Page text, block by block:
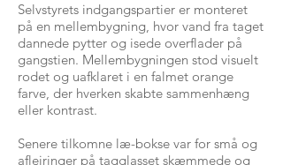
Selvstyrets indgangspartier er monteret
på en mellembygning, hvor vand fra taget
dannede pytter og isede overflader på
gangstien. Mellembygningen stod visuelt
rodet og uafklaret i en falmet orange
farve, der hverken skabte sammenhæng
eller kontrast.
Senere tilkomne læ-bokse var for små og
aflejringer på tagglasset skæmmede og